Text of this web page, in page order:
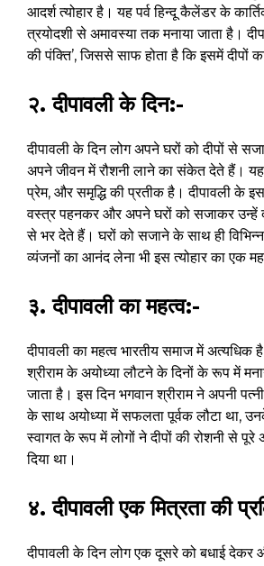
आदर्श त्योहार है। यह पर्व हिन्दू कैलेंडर के
त्रयोदशी से अमावस्या तक मनाया जाता है।
की पंक्ति’, जिससे साफ होता है कि इसमें दीपों
२. दीपावली के दिन:-
दीपावली के दिन लोग अपने घरों को दीपों से
अपने जीवन में रौशनी लाने का संकेत देते हैं। यह
प्रेम, और समृद्धि की प्रतीक है। दीपावली के
वस्त्र पहनकर और अपने घरों को सजाकर उन्हें
से भर देते हैं। घरों को सजाने के साथ ही विभिन्न
व्यंजनों का आनंद लेना भी इस त्योहार का एक
३. दीपावली का महत्व:-
दीपावली का महत्व भारतीय समाज में अत्यधिक
श्रीराम के अयोध्या लौटने के दिनों के रूप में
जाता है। इस दिन भगवान श्रीराम ने अपनी
के साथ अयोध्या में सफलता पूर्वक लौटा था,
स्वागत के रूप में लोगों ने दीपों की रोशनी से पूरे
दिया था।
४. दीपावली एक मित्रता की
दीपावली के दिन लोग एक दूसरे को बधाई देकर